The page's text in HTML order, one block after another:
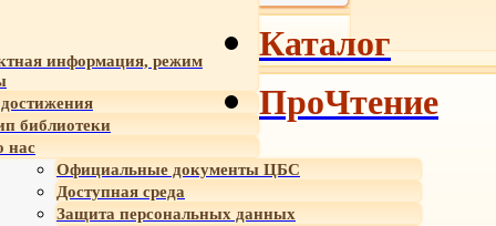
информация, режим
библиотеки
нас
Официальные документы ЦБС
Доступная среда
Защита персональных данных
Каталог
ПроЧтение